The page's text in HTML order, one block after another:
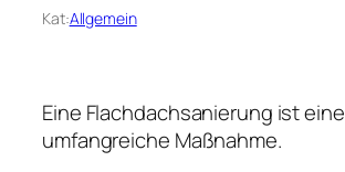
Kat:Allgemein
Eine Flachdachsanierung ist eine
umfangreiche Maßnahme.